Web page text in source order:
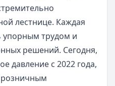
лестнице. Каждая
упорным трудом и
решений. Сегодня,
давление с 2022 года,
розничным